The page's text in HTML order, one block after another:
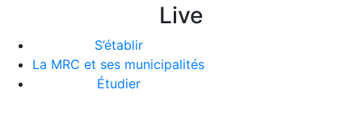
Live
S’établir
La MRC et ses municipalités
Étudier